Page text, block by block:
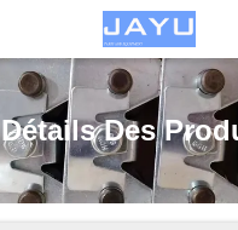
Détails Des